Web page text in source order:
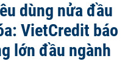
dùng nửa đầu
VietCredit báo
lớn đầu ngành